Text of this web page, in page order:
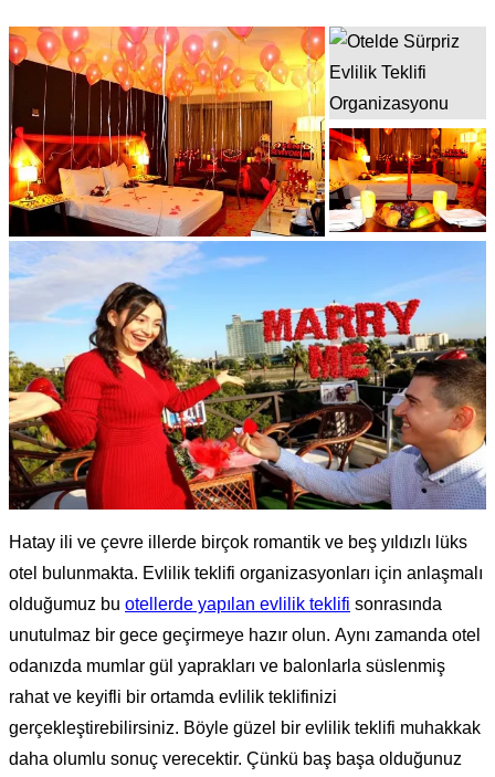
Hatay ili ve çevre illerde birçok romantik ve beş yıldızlı lüks
otel bulunmakta. Evlilik teklifi organizasyonları için anlaşmalı
olduğumuz bu otellerde yapılan evlilik teklifi sonrasında
unutulmaz bir gece geçirmeye hazır olun. Aynı zamanda otel
odanızda mumlar gül yaprakları ve balonlarla süslenmiş
rahat ve keyifli bir ortamda evlilik teklifinizi
gerçekleştirebilirsiniz. Böyle güzel bir evlilik teklifi muhakkak
daha olumlu sonuç verecektir. Çünkü baş başa olduğunuz